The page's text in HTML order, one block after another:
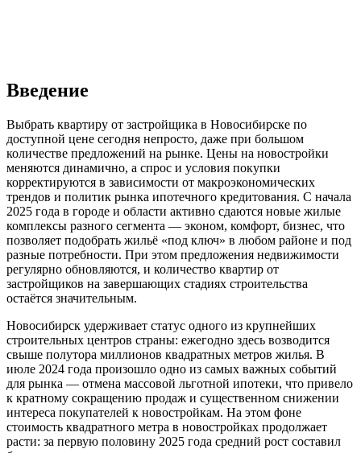
Введение
Выбрать квартиру от застройщика в Новосибирске по
доступной цене сегодня непросто, даже при большом
количестве предложений на рынке. Цены на новостройки
меняются динамично, а спрос и условия покупки
корректируются в зависимости от макроэкономических
трендов и политик рынка ипотечного кредитования. С начала
2025 года в городе и области активно сдаются новые жилые
комплексы разного сегмента — эконом, комфорт, бизнес, что
позволяет подобрать жильё «под ключ» в любом районе и под
разные потребности. При этом предложения недвижимости
регулярно обновляются, и количество квартир от
застройщиков на завершающих стадиях строительства
остаётся значительным.
Новосибирск удерживает статус одного из крупнейших
строительных центров страны: ежегодно здесь возводится
свыше полутора миллионов квадратных метров жилья. В
июле 2024 года произошло одно из самых важных событий
для рынка — отмена массовой льготной ипотеки, что привело
к кратному сокращению продаж и существенном снижении
интереса покупателей к новостройкам. На этом фоне
стоимость квадратного метра в новостройках продолжает
расти: за первую половину 2025 года средний рост составил